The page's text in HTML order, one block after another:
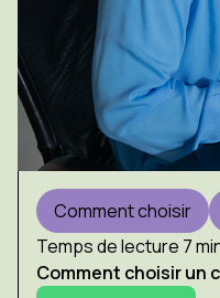
Comment choisir
Temps de lecture 7
Comment choisir un